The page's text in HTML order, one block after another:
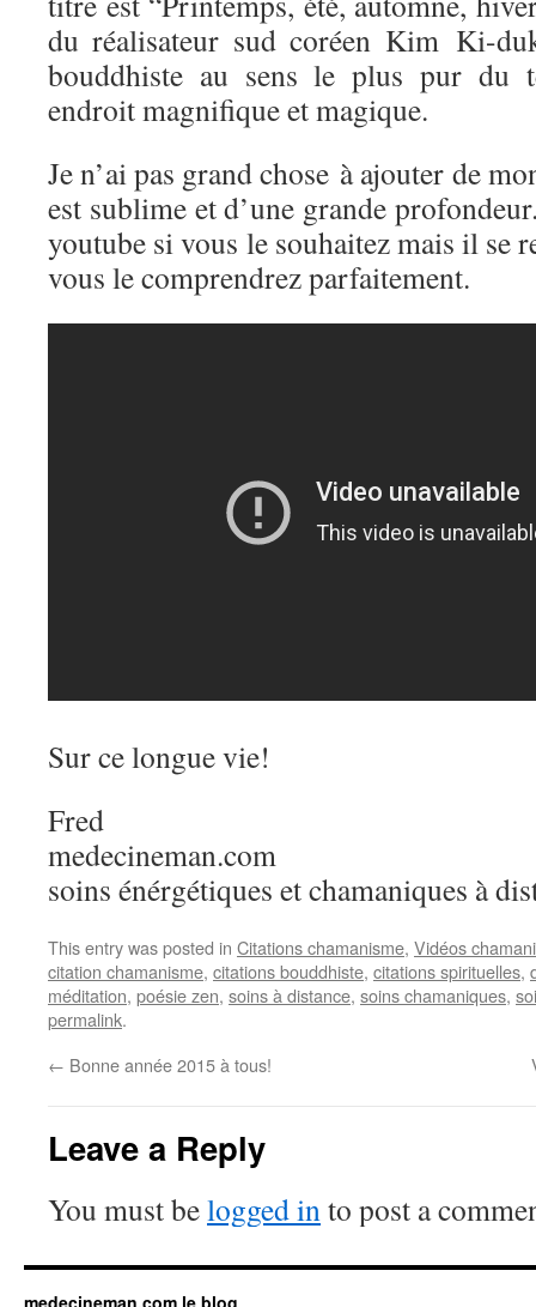
du réalisateur sud coréen Kim Ki-
bouddhiste au sens le plus pur du
endroit magnifique et magique.
Je n’ai pas grand chose à ajouter de
est sublime et d’une grande
youtube si vous le souhaitez mais il se
vous le comprendrez parfaitement.
Sur ce longue vie!
Fred
medecineman.com
soins énérgétiques et chamaniques à
This entry was posted in Citations chamanisme, Vidéos
citation chamanisme, citations bouddhiste, citations spirituelles,
méditation, poésie zen, soins à distance, soins chamaniques,
permalink.
← Bonne année 2015 à tous!
Leave a Reply
You must belogged into post a
medecineman.com le blog